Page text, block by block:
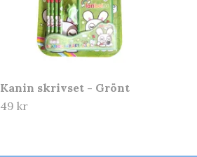
Kanin skrivset - Grönt
49 kr